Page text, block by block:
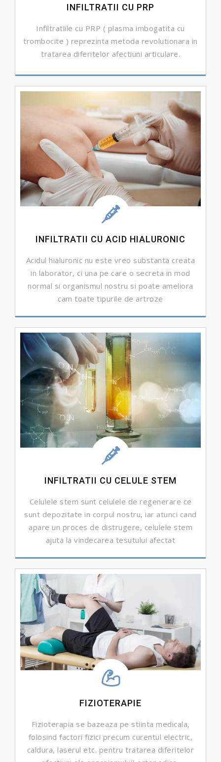
INFILTRATII CU PRP
Infiltratiile cu PRP ( plasma imbogatita cu
trombocite ) reprezinta metoda revolutionara in
tratarea diferitelor afectiuni articulare.
DETALII ...
INFILTRATII CU ACID HIALURONIC
Acidul hialuronic nu este vreo substanta creata
in laborator, ci una pe care o secreta in mod
normal si organismul nostru si poate ameliora
cam toate tipurile de artroze
DETALII ...
INFILTRATII CU CELULE STEM
Celulele stem sunt celulele de regenerare ce
sunt depozitate in corpul nostru, iar atunci cand
apare un proces de distrugere, celulele stem
ajuta la vindecarea tesutului afectat
DETALII ...
FIZIOTERAPIE
Fizioterapia se bazeaza pe stiinta medicala,
folosind factori fizici precum curentul electric,
caldura, laserul etc. pentru tratarea diferitelor